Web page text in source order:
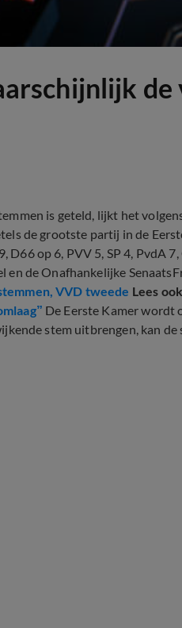
de
is geteld, lijkt het
de grootste partij in de
D66 op 6, PVV 5, SP 4, PvdA
en de Onafhankelijke
VVD tweede Lees
De Eerste Kamer wordt
stem uitbrengen, kan